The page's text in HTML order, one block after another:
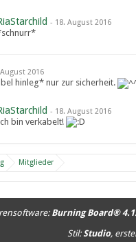
- 18. August 2016
2016
hinleg* nur zur sicherheit.
- 18. August 2016
bin verkabelt!
Mitglieder
Burning Board®
Stil:Studio,